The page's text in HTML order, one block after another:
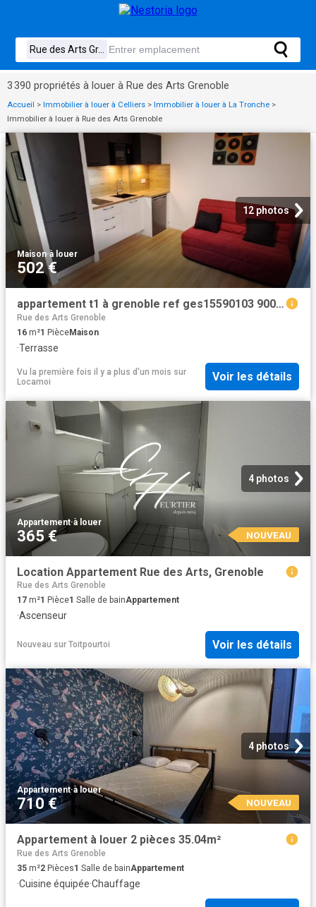
3 390 propriétés à louer à Rue des Arts Grenoble
Accueil > Immobilier à louer à Celliers > Immobilier à louer à La Tronche >
Immobilier à louer à Rue des Arts Grenoble
12 photos
Maison·à louer
502 €
appartement t1 à grenoble ref ges15590103 900 agence delphine teillaud
Rue des Arts Grenoble
16 m²1 PièceMaison
·Terrasse
Vu la première fois il y a plus d'un mois sur
Locamoi
Voir les détails
4 photos
Appartement·à louer
365 € NOUVEAU
Location Appartement Rue des Arts, Grenoble
Rue des Arts Grenoble
17 m²1 Pièce1 Salle de bainAppartement
·Ascenseur
Nouveau sur Toitpourtoi Voir les détails
4 photos
Appartement·à louer
710 € NOUVEAU
Appartement à louer 2 pièces 35.04m²
Rue des Arts Grenoble
35 m²2 Pièces1 Salle de bainAppartement
·Cuisine équipée·Chauffage